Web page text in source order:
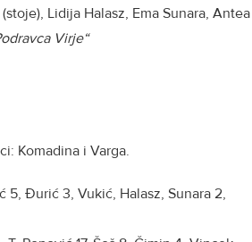
Lidija Halasz, Ema Sunara, Antea
Virje“
Komadina i Varga.
5, Đurić 3, Vukić, Halasz, Sunara 2,